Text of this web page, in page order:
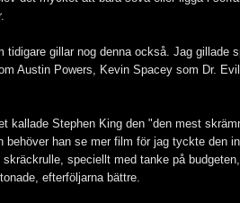
tidigare gillar nog denna också. Jag gillade
Austin Powers, Kevin Spacey som Dr.
kallade Stephen King den "den mest
behöver han se mer film för jag tyckte den
speciellt med tanke på
efterföljarna bättre.